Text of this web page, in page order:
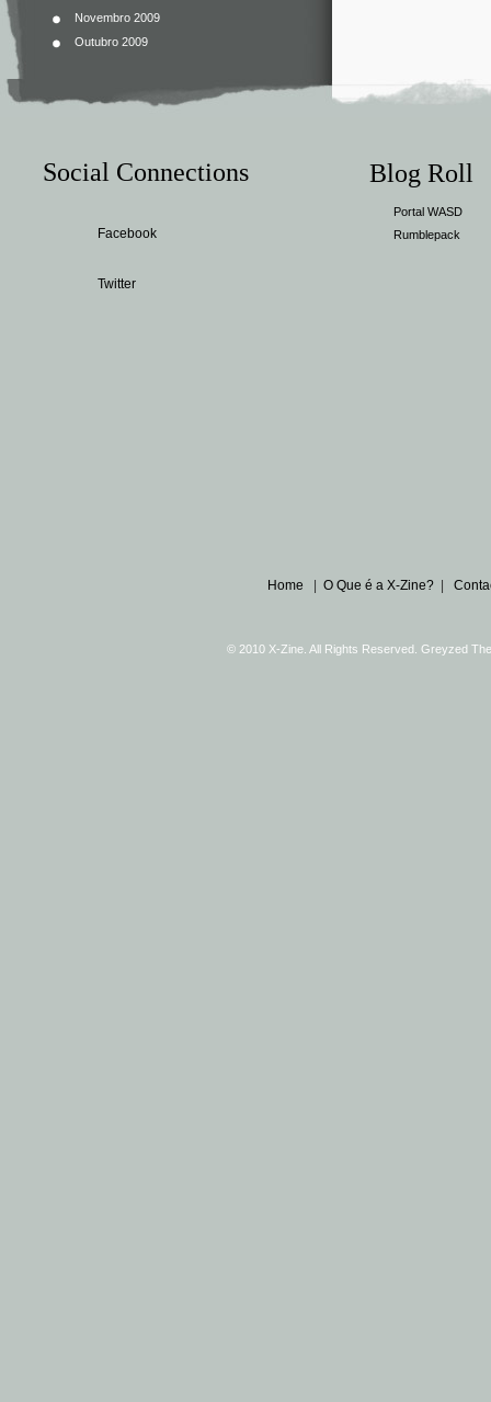
Novembro 2009
Outubro 2009
Social Connections
Facebook
Twitter
Blog Roll
Portal WASD
Rumblepack
Home O Que é a X-Zine?
© 2010 X-Zine. All Rights Reserved. Greyzed